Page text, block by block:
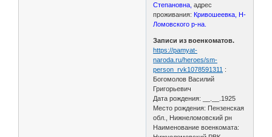
Степановна, адрес
проживания: Кривошеевка, Н-
Ломовского р-на.
Записи из военкоматов.
https://pamyat-
naroda.ru/heroes/sm-
person_rvk1078591311 :
Богомолов Василий
Григорьевич
Дата рождения: __.__.1925
Место рождения: Пензенская
обл., Нижнеломовский рн
Наименование военкомата: